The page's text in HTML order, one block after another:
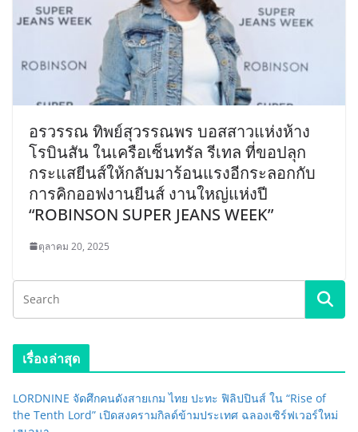
อรวรรณ ทิพย์สุวรรณพร บอสสาวแห่งห้าง
โรบินสัน ในเครือเซ็นทรัล รีเทล ที่ขอปลุก
กระแสยีนส์ให้กลับมาร้อนแรงอีกระลอกกับ
การคิกออฟงานยีนส์ งานใหญ่แห่งปี
“ROBINSON SUPER JEANS WEEK”
ตุลาคม 20, 2025
เรื่องล่าสุด
LORDNINE จัดศึกคนดังสายเกม ไทย ปะทะ ฟิลิปปินส์ ใน “Rise of
the Tenth Lord” เปิดสงครามกิลด์ข้ามประเทศ ฉลองเซิร์ฟเวอร์ใหม่